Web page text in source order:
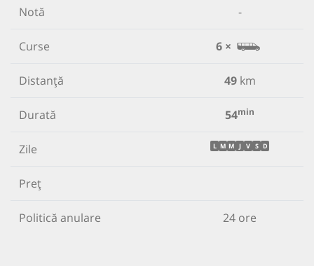
Notă -
Curse 6 ×
Distanță 49km
Durată 54min
Zile L M M J V S D
Preț
Politică anulare 24 ore